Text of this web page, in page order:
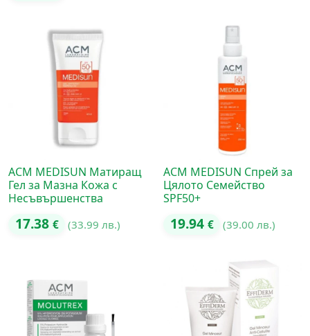
ACM MEDISUN Матиращ
Гел за Мазна Кожа с
Несъвършенства
17.38 € (33.99 лв.)
ACM MEDISUN Спрей за
Цялото Семейство
SPF50+
19.94 € (39.00 лв.)